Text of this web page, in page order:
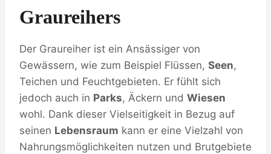
Graureihers
Der Graureiher ist ein Ansässiger von
Gewässern, wie zum Beispiel Flüssen, Seen,
Teichen und Feuchtgebieten. Er fühlt sich
jedoch auch in Parks, Äckern und Wiesen
wohl. Dank dieser Vielseitigkeit in Bezug auf
seinen Lebensraum kann er eine Vielzahl von
Nahrungsmöglichkeiten nutzen und Brutgebiete